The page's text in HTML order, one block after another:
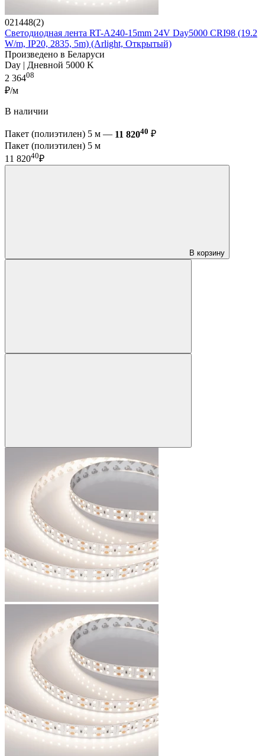
021448(2)
Светодиодная лента RT-A240-15mm 24V Day5000 CRI98 (19.2
W/m, IP20, 2835, 5m) (Arlight, Открытый)
Произведено в Беларуси
Day | Дневной 5000 K
2 36408
₽/м
В наличии
Пакет (полиэтилен) 5 м — 11 82040 ₽
Пакет (полиэтилен) 5 м
11 82040₽
В корзину